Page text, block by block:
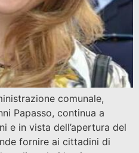
comunale,
Papasso, continua a
e in vista dell’apertura del
fornire ai cittadini di